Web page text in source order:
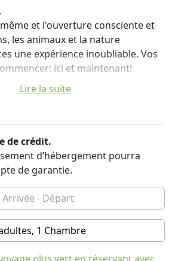
et l'ouverture consciente et
les animaux et la nature
une expérience inoubliable. Vos
ici et maintenant!
privilège de se lever le matin et de
la montagne dans les premières
les tons doux de la Bregenzerache.
particulièrement important pour
en tant que source
futures. Récompensé du
nous nous engageons pour
de l'eau et de l'énergie. Cela
à chaleur géothermique
pour une production d'énergie
de matériaux écologiques avec
Lire la suite
de crédit.
d’hébergement pourra
de garantie.
1 Chambre